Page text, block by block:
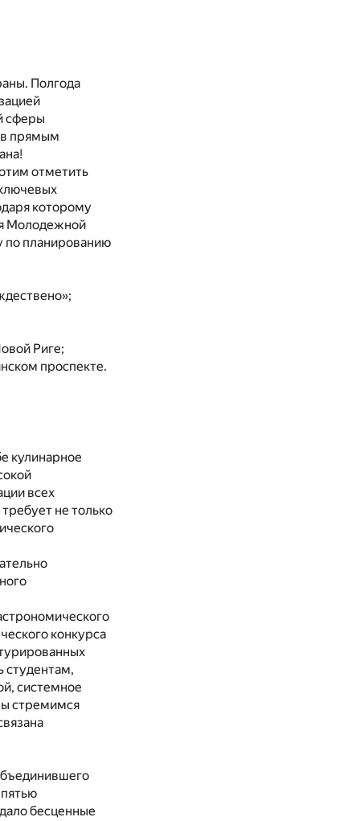
Полгода
сферы
прямым
отметить
которому
Молодежной
по планированию
Риге;
проспекте.
кулинарное
всех
не только
конкурса
студентам,
системное
стремимся
бесценные